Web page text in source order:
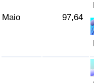
Maio 97,64